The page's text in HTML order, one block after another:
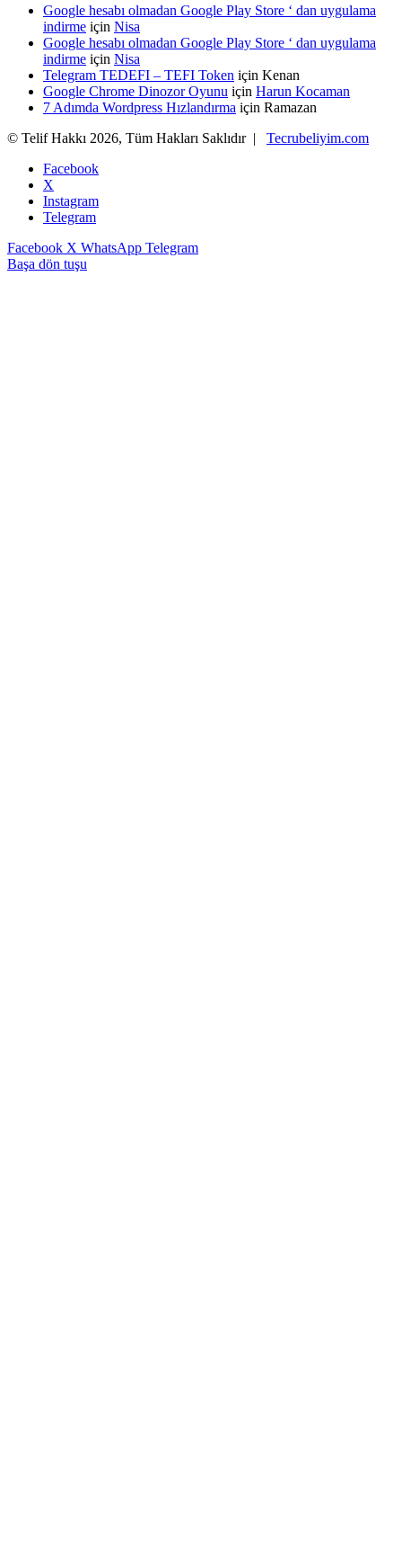
Google hesabı olmadan Google Play Store ‘ dan uygulama
indirme için Nisa
Google hesabı olmadan Google Play Store ‘ dan uygulama
indirme için Nisa
Telegram TEDEFI – TEFI Token için Kenan
Google Chrome Dinozor Oyunu için Harun Kocaman
7 Adımda Wordpress Hızlandırma için Ramazan
© Telif Hakkı 2026, Tüm Hakları Saklıdır | Tecrubeliyim.com
Facebook
X
Instagram
Telegram
Facebook X WhatsApp Telegram
Başa dön tuşu